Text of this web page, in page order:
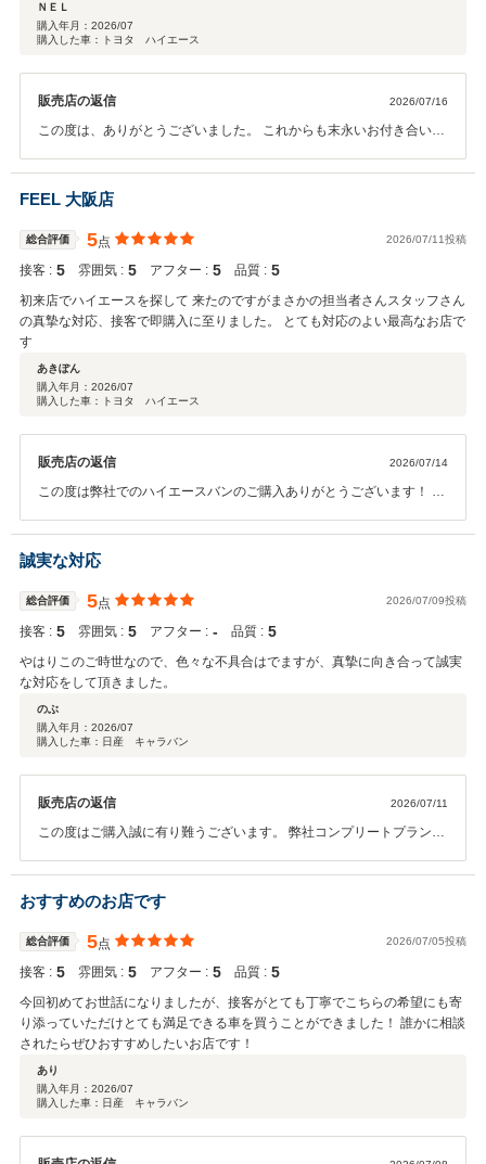
ＮＥＬ
購入年月： 2026/07
購入した車：トヨタ ハイエース
販売店の返信 2026/07/16
この度は、ありがとうございました。 これからも末永いお付き合いよ
ださい。
FEEL 大阪店
総合評価 5点 2026/07/11投稿
接客 : 5 雰囲気 : 5 アフター : 5 品質 : 5
初来店でハイエースを探して 来たのですがまさかの担当者さんスタッフさん
の真摯な対応、接客で即購入に至りました。 とても対応のよい最高なお店で
す
あきぽん
購入年月： 2026/07
購入した車：トヨタ ハイエース
販売店の返信 2026/07/14
この度は弊社でのハイエースバンのご購入ありがとうございます！ ま
らいつでもお気軽にご連絡ください。 今後ともよろしくお願いしま
す！
誠実な対応
総合評価 5点 2026/07/09投稿
接客 : 5 雰囲気 : 5 アフター : ‐ 品質 : 5
やはりこのご時世なので、色々な不具合はでますが、真摯に向き合って誠実
な対応をして頂きました。
のぶ
購入年月： 2026/07
購入した車：日産 キャラバン
販売店の返信 2026/07/11
この度はご購入誠に有り難うございます。 弊社コンプリートプランよ
がかかりましたが素敵なお車に仕上がりましたね。またご不明な点等
ございましたら何なりと仰ってください。 今後ともよろしくお願いい
たします。
おすすめのお店です
総合評価 5点 2026/07/05投稿
接客 : 5 雰囲気 : 5 アフター : 5 品質 : 5
今回初めてお世話になりましたが、接客がとても丁寧でこちらの希望にも寄
り添っていただけとても満足できる車を買うことができました！ 誰かに相談
されたらぜひおすすめしたいお店です！
あり
購入年月： 2026/07
購入した車：日産 キャラバン